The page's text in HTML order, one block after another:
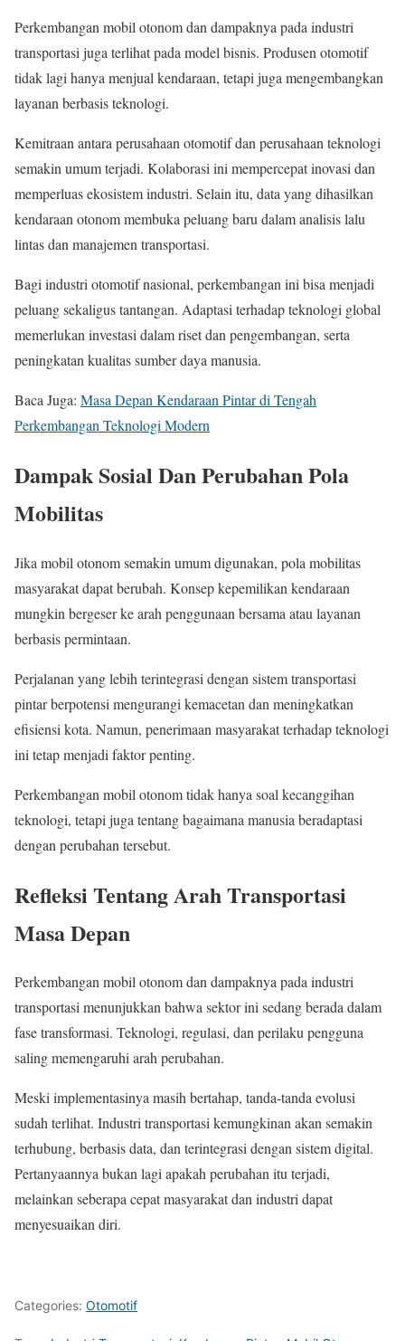
Perkembangan mobil otonom dan dampaknya pada industri
transportasi juga terlihat pada model bisnis. Produsen otomotif
tidak lagi hanya menjual kendaraan, tetapi juga mengembangkan
layanan berbasis teknologi.
Kemitraan antara perusahaan otomotif dan perusahaan teknologi
semakin umum terjadi. Kolaborasi ini mempercepat inovasi dan
memperluas ekosistem industri. Selain itu, data yang dihasilkan
kendaraan otonom membuka peluang baru dalam analisis lalu
lintas dan manajemen transportasi.
Bagi industri otomotif nasional, perkembangan ini bisa menjadi
peluang sekaligus tantangan. Adaptasi terhadap teknologi global
memerlukan investasi dalam riset dan pengembangan, serta
peningkatan kualitas sumber daya manusia.
Baca Juga: Masa Depan Kendaraan Pintar di Tengah
Perkembangan Teknologi Modern
Dampak Sosial Dan Perubahan Pola
Mobilitas
Jika mobil otonom semakin umum digunakan, pola mobilitas
masyarakat dapat berubah. Konsep kepemilikan kendaraan
mungkin bergeser ke arah penggunaan bersama atau layanan
berbasis permintaan.
Perjalanan yang lebih terintegrasi dengan sistem transportasi
pintar berpotensi mengurangi kemacetan dan meningkatkan
efisiensi kota. Namun, penerimaan masyarakat terhadap teknologi
ini tetap menjadi faktor penting.
Perkembangan mobil otonom tidak hanya soal kecanggihan
teknologi, tetapi juga tentang bagaimana manusia beradaptasi
dengan perubahan tersebut.
Refleksi Tentang Arah Transportasi
Masa Depan
Perkembangan mobil otonom dan dampaknya pada industri
transportasi menunjukkan bahwa sektor ini sedang berada dalam
fase transformasi. Teknologi, regulasi, dan perilaku pengguna
saling memengaruhi arah perubahan.
Meski implementasinya masih bertahap, tanda-tanda evolusi
sudah terlihat. Industri transportasi kemungkinan akan semakin
terhubung, berbasis data, dan terintegrasi dengan sistem digital.
Pertanyaannya bukan lagi apakah perubahan itu terjadi,
melainkan seberapa cepat masyarakat dan industri dapat
menyesuaikan diri.
Categories: Otomotif